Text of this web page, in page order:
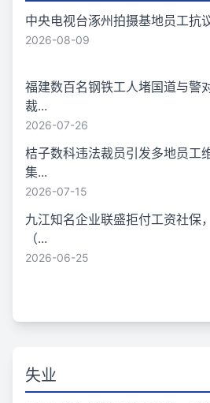
中央电视台涿州拍摄基地员工抗
2026-08-09
福建数百名钢铁工人堵国道与警
裁...
2026-07-26
桔子数科违法裁员引发多地员工
集...
2026-07-15
九江知名企业联盛拒付工资社保
（...
2026-06-25
失业